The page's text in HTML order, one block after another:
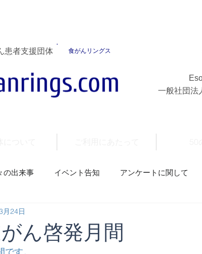
患者支援団体 食がんリングス
一般社団法
の出来事 イベント告知 アンケートに関して
ん啓発月間
月24日